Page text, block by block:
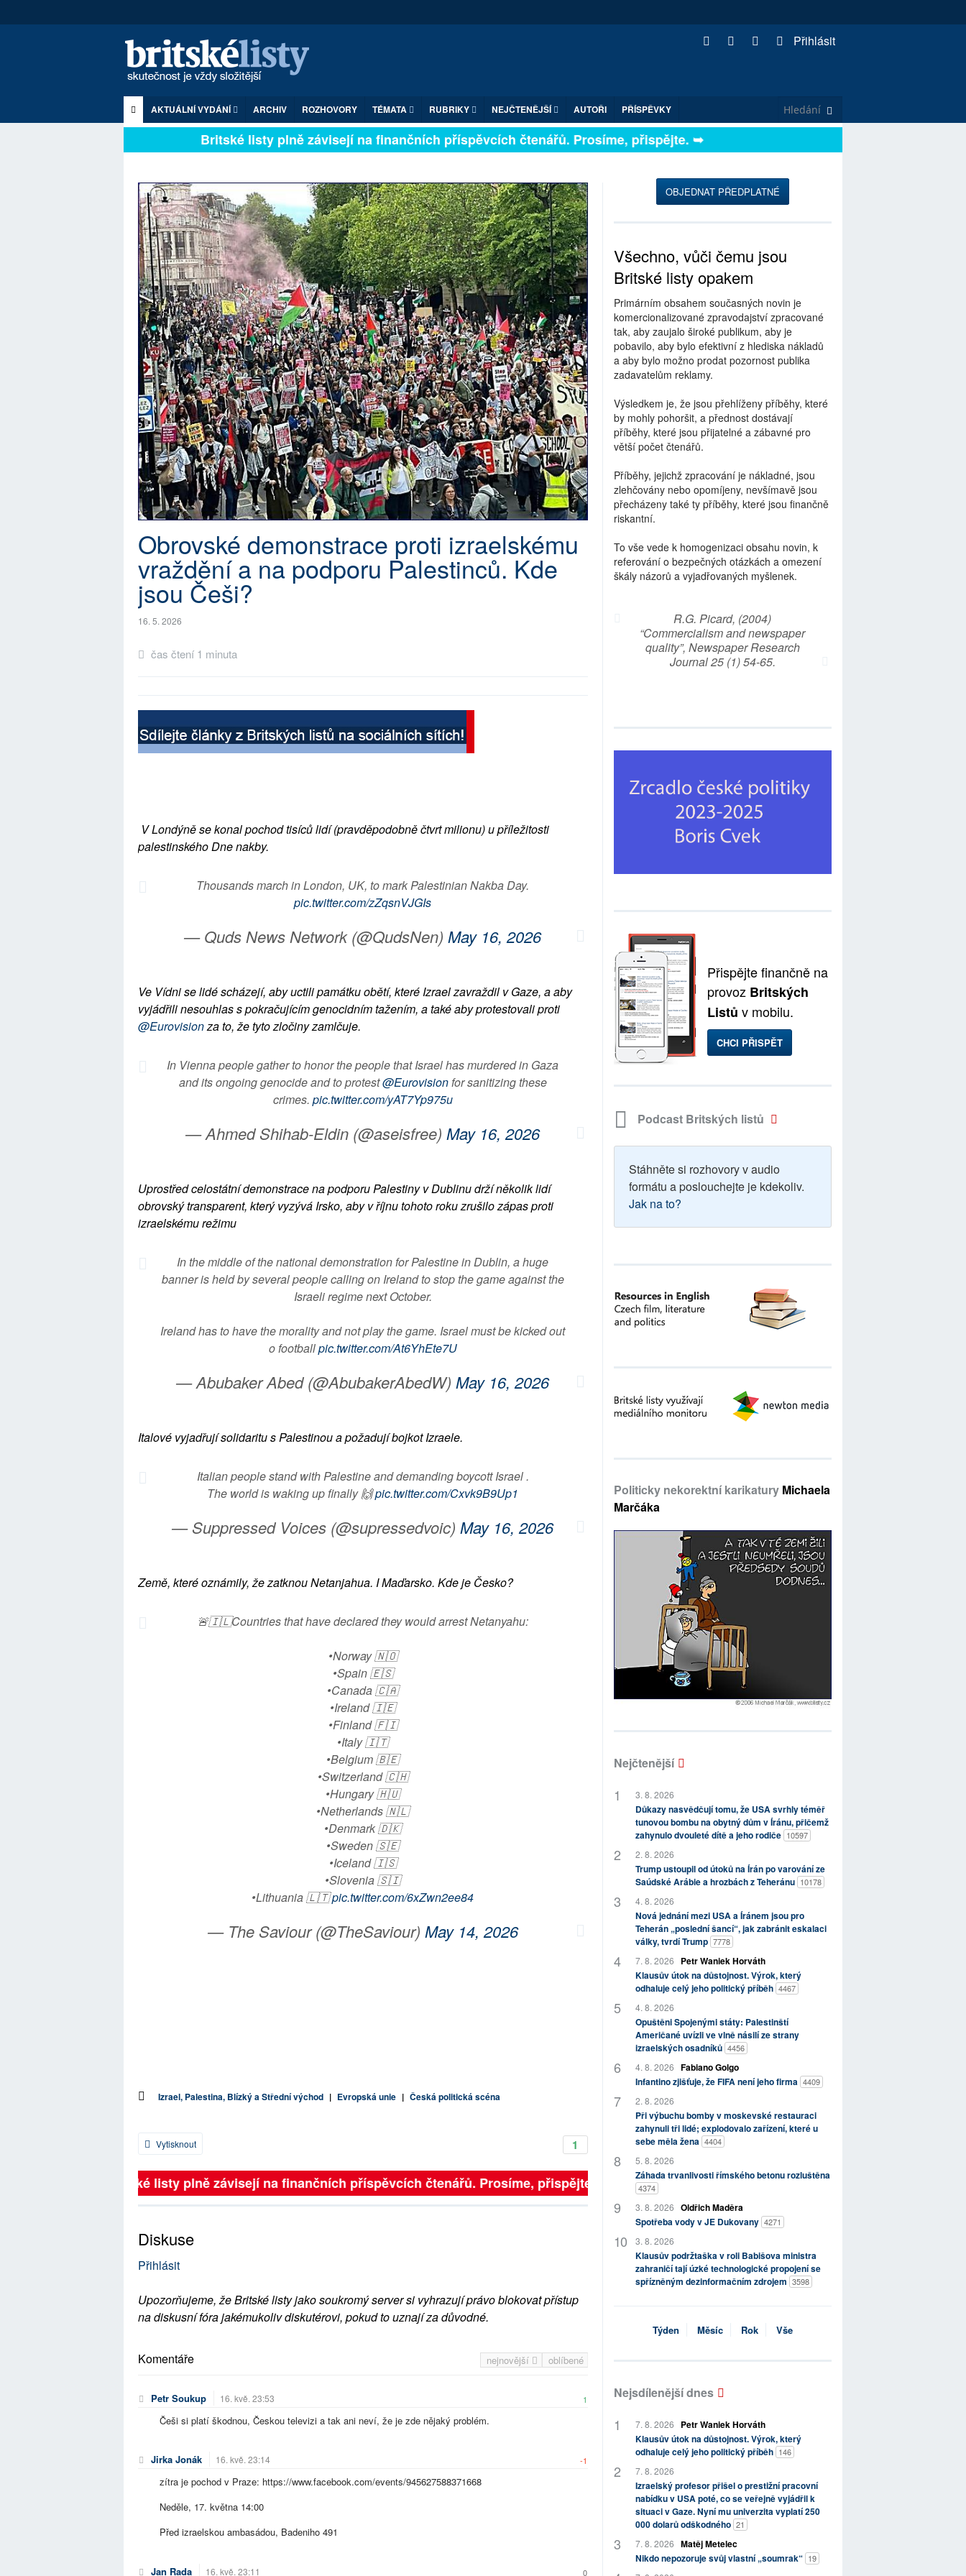
Přihlásit
AKTUÁLNÍ VYDÁNÍ ARCHIV ROZHOVORY TÉMATA RUBRIKY NEJČTENĚJŠÍ AUTOŘI PŘÍSPĚVKY
Britské listy plně závisejí na finančních příspěvcích čtenářů. Prosíme, přispějte. ➥
Obrovské demonstrace proti izraelskému
vraždění a na podporu Palestinců. Kde
jsou Češi?
16. 5. 2026
čas čtení 1 minuta
V Londýně se konal pochod tisíců lidí (pravděpodobně čtvrt milionu) u příležitosti
palestinského Dne nakby.
Thousands march in London, UK, to mark Palestinian Nakba Day.
pic.twitter.com/zZqsnVJGIs
— Quds News Network (@QudsNen)May 16, 2026
Ve Vídni se lidé scházejí, aby uctili památku obětí, které Izrael zavraždil v Gaze, a aby
vyjádřili nesouhlas s pokračujícím genocidním tažením, a také aby protestovali proti
@Eurovisionza to, že tyto zločiny zamlčuje.
In Vienna people gather to honor the people that Israel has murdered in Gaza
and its ongoing genocide and to protest@Eurovisionfor sanitizing these
crimes. pic.twitter.com/yAT7Yp975u
— Ahmed Shihab-Eldin (@aseisfree)May 16, 2026
Uprostřed celostátní demonstrace na podporu Palestiny v Dublinu drží několik lidí
obrovský transparent, který vyzývá Irsko, aby v říjnu tohoto roku zrušilo zápas proti
izraelskému režimu
In the middle of the national demonstration for Palestine in Dublin, a huge
banner is held by several people calling on Ireland to stop the game against the
Israeli regime next October.
Ireland has to have the morality and not play the game. Israel must be kicked out
o footballpic.twitter.com/At6YhEte7U
— Abubaker Abed (@AbubakerAbedW)May 16, 2026
Italové vyjadřují solidaritu s Palestinou a požadují bojkot Izraele.
Italian people stand with Palestine and demanding boycott Israel .
The world is waking up finally 🙌pic.twitter.com/Cxvk9B9Up1
— Suppressed Voices (@supressedvoic)May 16, 2026
Země, které oznámily, že zatknou Netanjahua. I Maďarsko. Kde je Česko?
🚨🇮🇱Countries that have declared they would arrest Netanyahu:
•Norway 🇳🇴
•Spain 🇪🇸
•Canada 🇨🇦
•Ireland 🇮🇪
•Finland 🇫🇮
•Italy 🇮🇹
•Belgium 🇧🇪
•Switzerland 🇨🇭
•Hungary 🇭🇺
•Netherlands 🇳🇱
•Denmark 🇩🇰
•Sweden 🇸🇪
•Iceland 🇮🇸
•Slovenia 🇸🇮
•Lithuania 🇱🇹pic.twitter.com/6xZwn2ee84
— The Saviour (@TheSaviour) May 14, 2026
Izrael, Palestina, Blízký a Střední východ | Evropská unie | Česká politická scéna
1
Vytisknout
Britské listy plně závisejí na finančních příspěvcích čtenářů. Prosíme, přispějte. ➥
Diskuse
Přihlásit
Upozorňujeme, že Britské listy jako soukromý server si vyhrazují právo blokovat přístup
na diskusní fóra jakémukoliv diskutérovi, pokud to uznají za důvodné.
nejnovější oblíbené
Komentáře
Petr Soukup 16. kvě. 23:53 1
Češi si platí škodnou, Českou televizi a tak ani neví, že je zde nějaký problém.
Jirka Jonák 16. kvě. 23:14 -1
zítra je pochod v Praze: https://www.facebook.com/events/945627588371668
Neděle, 17. května 14:00
Před izraelskou ambasádou, Badeniho 491
Jan Rada 16. kvě. 23:11 0
OBJEDNAT PŘEDPLATNÉ
Všechno, vůči čemu jsou
Britské listy opakem
Primárním obsahem současných novin je
komercionalizované zpravodajství zpracované
tak, aby zaujalo široké publikum, aby je
pobavilo, aby bylo efektivní z hlediska nákladů
a aby bylo možno prodat pozornost publika
zadavatelům reklamy.
Výsledkem je, že jsou přehlíženy příběhy, které
by mohly pohoršit, a přednost dostávají
příběhy, které jsou přijatelné a zábavné pro
větší počet čtenářů.
Příběhy, jejichž zpracování je nákladné, jsou
zlehčovány nebo opomíjeny, nevšímavě jsou
přecházeny také ty příběhy, které jsou finančně
riskantní.
To vše vede k homogenizaci obsahu novin, k
referování o bezpečných otázkách a omezení
škály názorů a vyjadřovaných myšlenek.
R.G. Picard, (2004)
“Commercialism and newspaper
quality”, Newspaper Research
Journal 25 (1) 54-65.
Přispějte finančně na
provoz Britských
Listů v mobilu.
CHCI PŘISPĚT
Podcast Britských listů
Stáhněte si rozhovory v audio
formátu a poslouchejte je kdekoliv.
Jak na to?
Politicky nekorektní karikatury Michaela
Marčáka
Nejčtenější
3. 8. 2026
Důkazy nasvědčují tomu, že USA svrhly téměř
tunovou bombu na obytný dům v Íránu, přičemž
zahynulo dvouleté dítě a jeho rodiče 10597
2. 8. 2026
Trump ustoupil od útoků na Írán po varování ze
Saúdské Arábie a hrozbách z Teheránu 10178
4. 8. 2026
Nová jednání mezi USA a Íránem jsou pro
Teherán „poslední šancí“, jak zabránit eskalaci
války, tvrdí Trump 7778
7. 8. 2026
Petr Waniek Horváth
Klausův útok na důstojnost. Výrok, který
odhaluje celý jeho politický příběh 4467
4. 8. 2026
Opuštěni Spojenými státy: Palestinští
Američané uvízli ve vlně násilí ze strany
izraelských osadníků 4456
4. 8. 2026 Fabiano Golgo
Infantino zjišťuje, že FIFA není jeho firma 4409
2. 8. 2026
Při výbuchu bomby v moskevské restauraci
zahynuli tři lidé; explodovalo zařízení, které u
sebe měla žena 4404
5. 8. 2026
Záhada trvanlivosti římského betonu rozluštěna
4374
3. 8. 2026 Oldřich Maděra
Spotřeba vody v JE Dukovany 4271
3. 8. 2026
Klausův podržtaška v roli Babišova ministra
zahraničí tají úzké technologické propojení se
spřízněným dezinformačním zdrojem 3598
Týden Měsíc Rok Vše
Nejsdílenější dnes
7. 8. 2026
Petr Waniek Horváth
Klausův útok na důstojnost. Výrok, který
odhaluje celý jeho politický příběh 146
7. 8. 2026
Izraelský profesor přišel o prestižní pracovní
nabídku v USA poté, co se veřejně vyjádřil k
situaci v Gaze. Nyní mu univerzita vyplatí 250
000 dolarů odškodného 21
7. 8. 2026 Matěj Metelec
Nikdo nepozoruje svůj vlastní „soumrak“ 19